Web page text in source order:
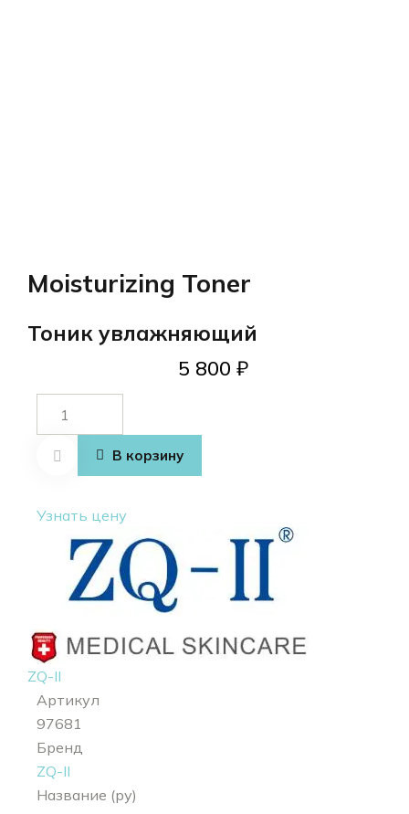
Moisturizing Toner
Тоник увлажняющий
5 800 ₽
Количество
товара
MoisturizingВ корзину
Узнать цену
ZQ-II
Артикул
97681
Бренд
ZQ-II
Название (ру)